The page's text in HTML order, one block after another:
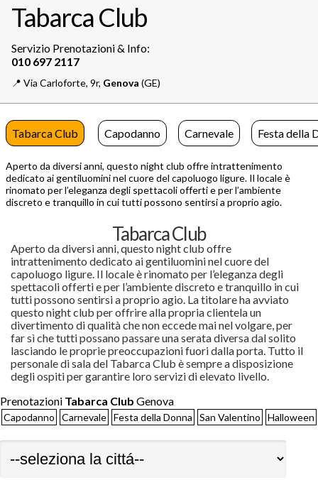
Tabarca Club
Servizio Prenotazioni & Info:
📍️ Via Carloforte, 9r, Genova (GE)
Tabarca Club Capodanno Carnevale Festa della
Aperto da diversi anni, questo night club offre intrattenimento
dedicato ai gentiluomini nel cuore del capoluogo ligure. Il locale è
rinomato per l’eleganza degli spettacoli offerti e per l’ambiente
discreto e tranquillo in cui tutti possono sentirsi a proprio agio.
Tabarca Club
Aperto da diversi anni, questo night club offre
intrattenimento dedicato ai gentiluomini nel cuore del
capoluogo ligure. Il locale è rinomato per l’eleganza degli
spettacoli offerti e per l’ambiente discreto e tranquillo in cui
tutti possono sentirsi a proprio agio. La titolare ha avviato
questo night club per offrire alla propria clientela un
divertimento di qualità che non eccede mai nel volgare, per
far sì che tutti possano passare una serata diversa dal solito
lasciando le proprie preoccupazioni fuori dalla porta. Tutto il
personale di sala del Tabarca Club è sempre a disposizione
degli ospiti per garantire loro servizi di elevato livello.
Prenotazioni Tabarca Club Genova
Capodanno Carnevale Festa della Donna San Valentino Halloween